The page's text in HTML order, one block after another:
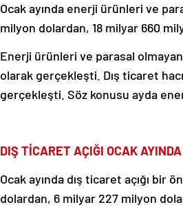
Ocak ayında enerji ürünleri ve
milyon dolardan, 18 milyar 660
Enerji ürünleri ve parasal olmayan
olarak gerçekleşti. Dış ticaret
gerçekleşti. Söz konusu ayda
DIŞ TİCARET AÇIĞI OCAK
Ocak ayında dış ticaret açığı bir
dolardan, 6 milyar 227 milyon